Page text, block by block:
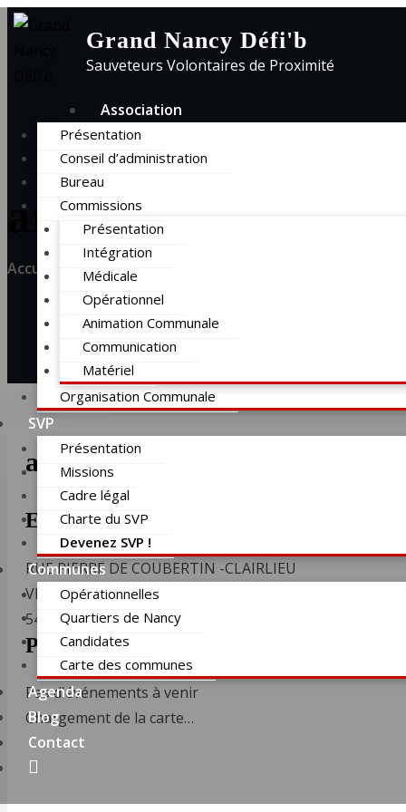
Skip
Grand Nancy Défi'b
Sauveteurs Volontaires de Proximité
Association
Présentation
Conseil d’administration
Bureau
Commissions
Présentation
Intégration
Médicale
Opérationnel
Animation Communale
Communication
Matériel
Organisation Communale
SVP
Présentation
Missions
Cadre légal
Charte du SVP
Devenez SVP !
Communes
Opérationnelles
Quartiers de Nancy
Candidates
Carte des communes
Agenda
Blog
Contact
ancienne école
Accueil ancienne école Pagnol salle de formation de
ancienne école Pagnol salle
Emplacement
RUE PIERRE DE COUBERTIN -CLAIRLIEU
VILLERS LES NANCY
54600
Prochain Événement
Pas d'événements à venir
Chargement de la carte…